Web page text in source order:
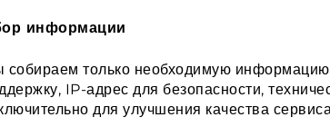
информации
собираем только необходимую
IP-адрес для безопасности,
для улучшения качества